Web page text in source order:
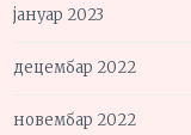
јануар 2023
децембар 2022
новембар 2022